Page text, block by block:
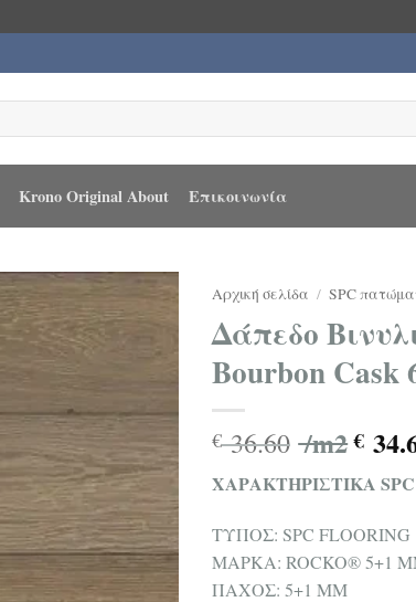
Krono Original About Επικοινωνία
Αρχική σελίδα / SPC
Δάπεδο
Bourbon Cask
€36.60 /m2 €
ΧΑΡΑΚΤΗΡΙΣΤΙΚΑ SPC
ΤΥΠΟΣ: SPC FLOORING
ΜΑΡΚΑ: ROCKO® 5+1
ΠΑΧΟΣ: 5+1 MM